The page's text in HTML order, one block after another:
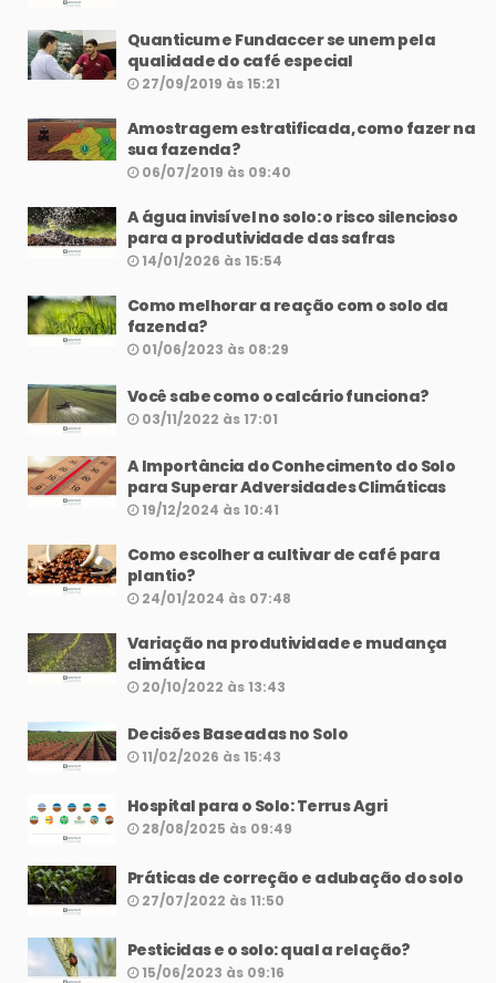
Quanticum e Fundaccer se unem pela
qualidade do café especial
27/09/2019 às 15:21
Amostragem estratificada, como fazer na
sua fazenda?
06/07/2019 às 09:40
A água invisível no solo: o risco silencioso
para a produtividade das safras
14/01/2026 às 15:54
Como melhorar a reação com o solo da
fazenda?
01/06/2023 às 08:29
Você sabe como o calcário funciona?
03/11/2022 às 17:01
A Importância do Conhecimento do Solo
para Superar Adversidades Climáticas
19/12/2024 às 10:41
Como escolher a cultivar de café para
plantio?
24/01/2024 às 07:48
Variação na produtividade e mudança
climática
20/10/2022 às 13:43
Decisões Baseadas no Solo
11/02/2026 às 15:43
Hospital para o Solo: Terrus Agri
28/08/2025 às 09:49
Práticas de correção e adubação do solo
27/07/2022 às 11:50
Pesticidas e o solo: qual a relação?
15/06/2023 às 09:16